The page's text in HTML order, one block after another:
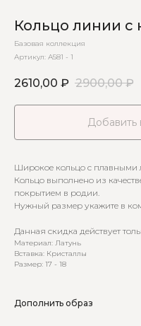
Кольцо линии с
Базовая коллекция
Артикул: А581 - 1
2610,00 ₽ 2900,00 ₽
Добавить
Широкое кольцо с плавными
Кольцо выполнено из
покрытием в родии.
Нужный размер укажите в
Данная скидка действует
Материал: Латунь
Вставка: Кристаллы
Размер: 17 - 18
Дополнить образ